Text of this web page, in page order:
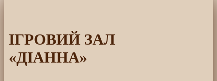
ІГРОВИЙ ЗАЛ
«ДIАННА»